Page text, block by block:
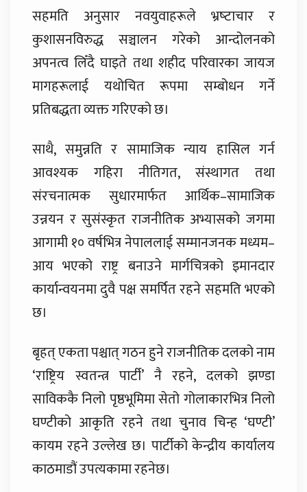
सहमति अनुसार नवयुवाहरूले भ्रष्‍टाचार र
कुशासनविरुद्ध सञ्चालन गरेको आन्दोलनको
अपनत्व लिँदै घाइते तथा शहीद परिवारका जायज
मागहरूलाई यथोचित रूपमा सम्बोधन गर्ने
प्रतिबद्धता व्यक्त गरिएको छ।
साथै, समुन्नति र सामाजिक न्याय हासिल गर्न
आवश्यक गहिरा नीतिगत, संस्थागत तथा
संरचनात्मक सुधारमार्फत आर्थिक–सामाजिक
उन्नयन र सुसंस्कृत राजनीतिक अभ्यासको जगमा
आगामी १० वर्षभित्र नेपाललाई सम्मानजनक मध्यम–
आय भएको राष्ट्र बनाउने मार्गचित्रको इमानदार
कार्यान्वयनमा दुवै पक्ष समर्पित रहने सहमति भएको
छ।
बृहत् एकता पश्चात् गठन हुने राजनीतिक दलको नाम
‘राष्ट्रिय स्वतन्त्र पार्टी’ नै रहने, दलको झण्डा
साविककै निलो पृष्ठभूमिमा सेतो गोलाकारभित्र निलो
घण्टीको आकृति रहने तथा चुनाव चिन्ह ‘घण्टी’
कायम रहने उल्लेख छ। पार्टीको केन्द्रीय कार्यालय
काठमाडौं उपत्यकामा रहनेछ।